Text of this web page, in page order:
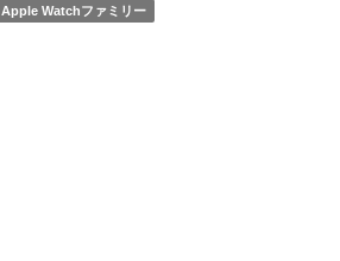
Apple Watchファミリー